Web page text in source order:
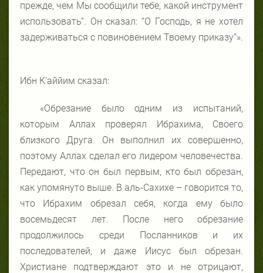
прежде, чем Мы сообщили тебе, какой инструмент
использовать”. Он сказал: “О Господь, я не хотел
задерживаться с повиновением Твоему приказу”».
Ибн К'аййим сказал:
«Обрезание было одним из испытаний,
которым Аллах проверял Ибрахима, Своего
близкого Друга. Он выполнил их совершенно,
поэтому Аллах сделал его лидером человечества.
Передают, что он был первым, кто был обрезан,
как упомянуто выше. В аль-Сахихе – говорится то,
что Ибрахим обрезал себя, когда ему было
восемьдесят лет. После него обрезание
продолжилось среди Посланников и их
последователей, и даже Иисус был обрезан.
Христиане подтверждают это и не отрицают,